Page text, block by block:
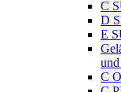
C
D
E
C